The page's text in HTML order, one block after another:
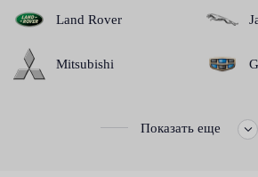
Land Rover
Mitsubishi
Показать еще